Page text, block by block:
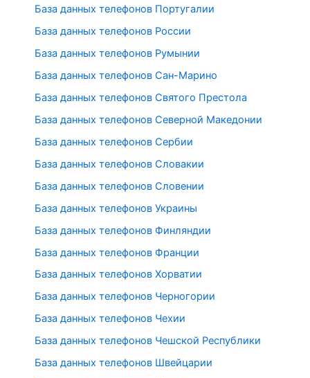
База данных телефонов Португалии
База данных телефонов России
База данных телефонов Румынии
База данных телефонов Сан-Марино
База данных телефонов Святого Престола
База данных телефонов Северной Македонии
База данных телефонов Сербии
База данных телефонов Словакии
База данных телефонов Словении
База данных телефонов Украины
База данных телефонов Финляндии
База данных телефонов Франции
База данных телефонов Хорватии
База данных телефонов Черногории
База данных телефонов Чехии
База данных телефонов Чешской Республики
База данных телефонов Швейцарии